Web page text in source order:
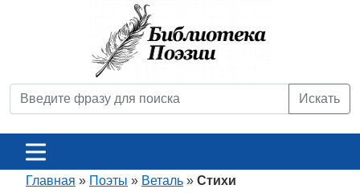
Искать
Главная » Поэты » Веталь » Стихи